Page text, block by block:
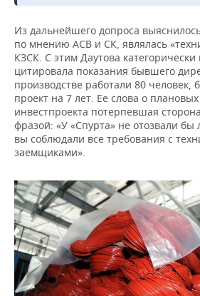
Из дальнейшего допроса
по мнению АСВ и СК, являлась
КЗСК. С этим Даутова
цитировала показания бывшего
производстве работали 80
проект на 7 лет. Ее слова о
инвестпроекта потерпевшая
фразой: «У «Спурта» не отозвали
вы соблюдали все требования с
заемщиками».